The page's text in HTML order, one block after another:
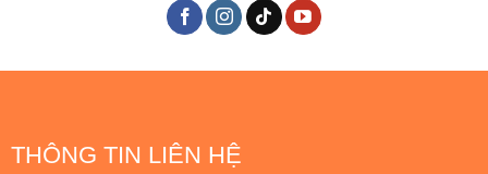
THÔNG TIN LIÊN HỆ